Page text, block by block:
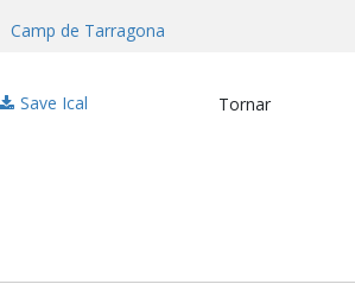
Camp de Tarragona
Save Ical Tornar